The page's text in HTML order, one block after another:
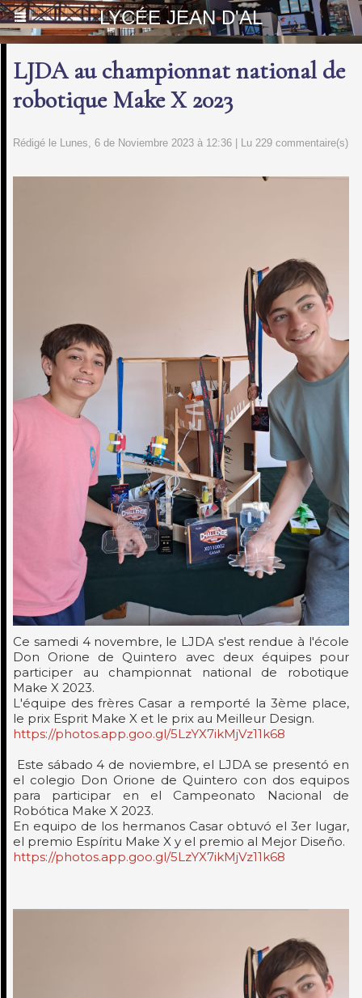
LYCÉE JEAN D'AL
LJDA au championnat national de
robotique Make X 2023
Rédigé le Lunes, 6 de Noviembre 2023 à 12:36 | Lu 229 commentaire(s)
Ce samedi 4 novembre, le LJDA s'est rendue à l'école
Don Orione de Quintero avec deux équipes pour
participer au championnat national de robotique
Make X 2023.
L'équipe des frères Casar a remporté la 3ème place,
le prix Esprit Make X et le prix au Meilleur Design.
https://photos.app.goo.gl/5LzYX7ikMjVz11k68
Este sábado 4 de noviembre, el LJDA se presentó en
el colegio Don Orione de Quintero con dos equipos
para participar en el Campeonato Nacional de
Robótica Make X 2023.
En equipo de los hermanos Casar obtuvó el 3er lugar,
el premio Espíritu Make X y el premio al Mejor Diseño.
https://photos.app.goo.gl/5LzYX7ikMjVz11k68